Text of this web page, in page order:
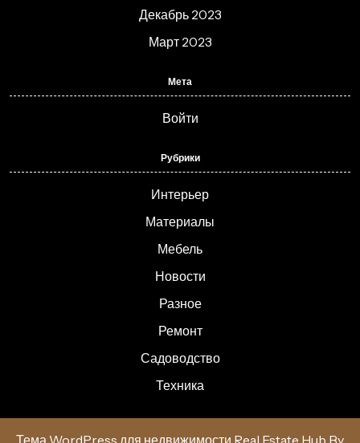
Декабрь 2023
Март 2023
Мета
Войти
Рубрики
Интерьер
Материалы
Мебель
Новости
Разное
Ремонт
Садоводство
Техника